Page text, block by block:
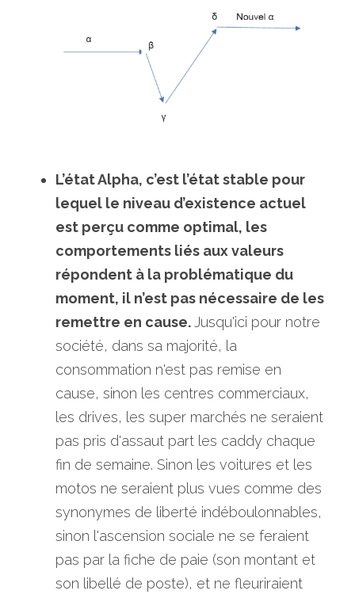
L’état Alpha, c’est l’état stable pour
lequel le niveau d’existence actuel
est perçu comme optimal, les
comportements liés aux valeurs
répondent à la problématique du
moment, il n’est pas nécessaire de les
remettre en cause. Jusqu'ici pour notre
société, dans sa majorité, la
consommation n'est pas remise en
cause, sinon les centres commerciaux,
les drives, les super marchés ne seraient
pas pris d'assaut part les caddy chaque
fin de semaine. Sinon les voitures et les
motos ne seraient plus vues comme des
synonymes de liberté indéboulonnables,
sinon l'ascension sociale ne se feraient
pas par la fiche de paie (son montant et
son libellé de poste), et ne fleuriraient